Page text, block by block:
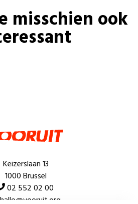
misschien ook
Keizerslaan 13
1000 Brussel
02 552 02 00
hallo@vooruit.org